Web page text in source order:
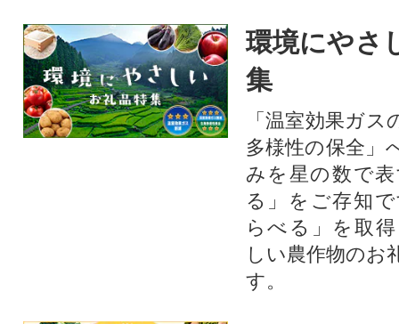
環境にやさ
集
「温室効果ガ
多様性の保全」
みを星の数で
る」をご存知
らべる」を取
しい農作物のお
す。​